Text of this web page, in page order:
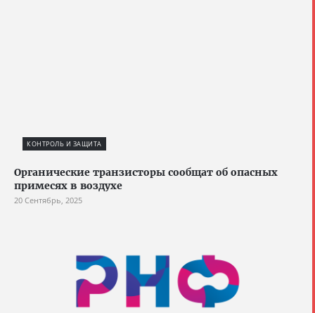
КОНТРОЛЬ И ЗАЩИТА
Органические транзисторы сообщат об опасных
примесях в воздухе
20 Сентябрь, 2025